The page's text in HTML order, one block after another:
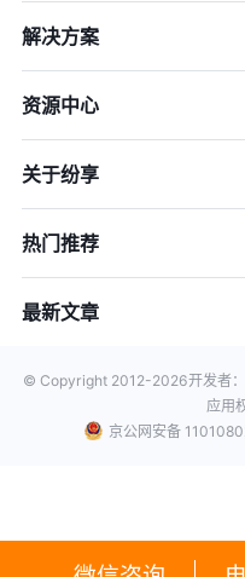
解决方案
资源中心
关于纷享
热门推荐
最新文章
© Copyright 2012-2026开发者
应用
京公网安备